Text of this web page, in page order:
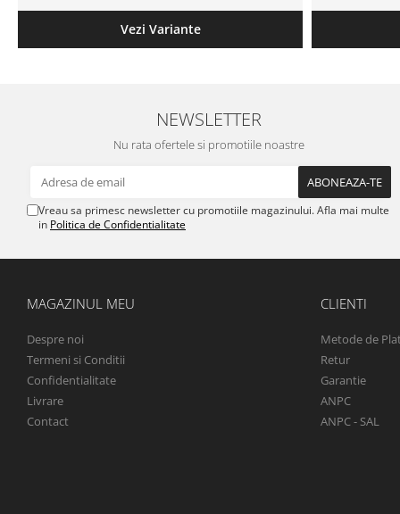
Vezi Variante
NEWSLETTER
Nu rata ofertele si promotiile noastre
Vreau sa primesc newsletter cu promotiile magazinului. Afla mai multe
in Politica de Confidentialitate
MAGAZINUL MEU
Despre noi
Termeni si Conditii
Confidentialitate
Livrare
Contact
CLIENTI
Metode de
Retur
Garantie
ANPC
ANPC - SAL